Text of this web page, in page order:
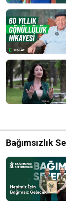
Bağımsızlık